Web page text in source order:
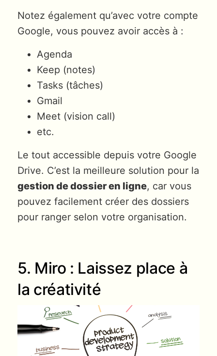
Notez également qu’avec votre compte
Google, vous pouvez avoir accès à :
Agenda
Keep (notes)
Tasks (tâches)
Gmail
Meet (vision call)
etc.
Le tout accessible depuis votre Google
Drive. C’est la meilleure solution pour la
gestion de dossier en ligne, car vous
pouvez facilement créer des dossiers
pour ranger selon votre organisation.
5. Miro : Laissez place à
la créativité